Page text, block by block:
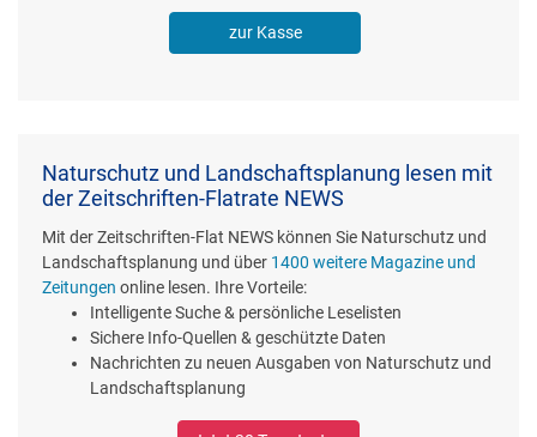
zur Kasse
Naturschutz und Landschaftsplanung lesen mit
der Zeitschriften-Flatrate NEWS
Mit der Zeitschriften-Flat NEWS können Sie Naturschutz und
Landschaftsplanung und über 1400 weitere Magazine und
Zeitungen online lesen. Ihre Vorteile:
Intelligente Suche & persönliche Leselisten
Sichere Info-Quellen & geschützte Daten
Nachrichten zu neuen Ausgaben von Naturschutz und
Landschaftsplanung